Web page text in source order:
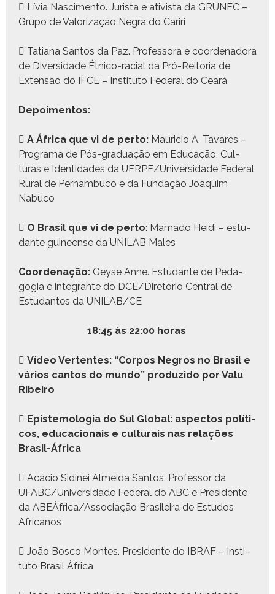
 Lívia Nasci­men­to. Jurista e ativista da GRUNEC –
Grupo de Val­oriza­ção Negra do Cariri
 Tatiana San­tos da Paz. Pro­fes­so­ra e coor­de­nado­ra
de Diver­si­dade Étni­co-racial da Pró-Reito­ria de
Exten­são do IFCE – Insti­tu­to Fed­er­al do Ceará
Depoi­men­tos:
 A África que vi de per­to: Mauri­cio A. Tavares –
Pro­gra­ma de Pós-grad­u­ação em Edu­cação, Cul­
turas e Iden­ti­dades da UFRPE/Universidade Fed­er­al
Rur­al de Per­nam­bu­co e da Fun­dação Joaquim
Nabu­co
 O Brasil que vi de per­to: Mama­do Hei­di – estu­
dante guineense da UNILAB Males
Coor­de­nação: Geyse Anne. Estu­dante de Ped­a­
gogia e inte­grante do DCE/Diretório Cen­tral de
Estu­dantes da UNILAB/CE
18:45 às 22:00 horas
 Vídeo Ver­tentes: “Cor­pos Negros no Brasil e
vários can­tos do mun­do” pro­duzi­do por Valu
Ribeiro
 Epis­te­molo­gia do Sul Glob­al: aspec­tos políti­
cos, edu­ca­cionais e cul­tur­ais nas relações
Brasil-África
 Acá­cio Sidinei Almei­da San­tos. Pro­fes­sor da
UFABC/Universidade Fed­er­al do ABC e Pres­i­dente
da ABEÁfrica/Associação Brasileira de Estu­dos
Africanos
 João Bosco Montes. Pres­i­dente do IBRAF – Insti­
tu­to Brasil África